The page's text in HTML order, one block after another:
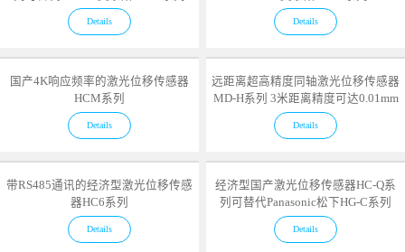
Details Details
国产4K响应频率的激光位移传感器
HCM系列
Details
远距离超高精度同轴激光位移传感器
MD-H系列 3米距离精度可达0.01mm
Details
带RS485通讯的经济型激光位移传感
器HC6系列
Details
经济型国产激光位移传感器HC-Q系
列可替代Panasonic松下HG-C系列
Details